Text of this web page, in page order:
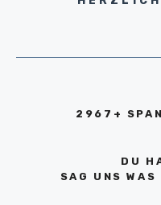
2967+
DU
SAG UNS